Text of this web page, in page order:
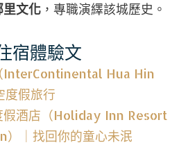
里文化 ，專職演繹該城歷史。
宿體驗文
InterContinental Hua Hin
度假旅行
假酒店（Holiday Inn Resort
｜找回你的童心未泯